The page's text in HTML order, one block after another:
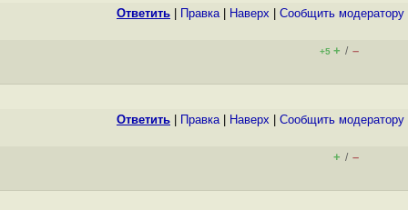
Ответить Правка| Наверх Cообщить модератору
+5 + / –
Ответить Правка| Наверх Cообщить модератору
+ / –